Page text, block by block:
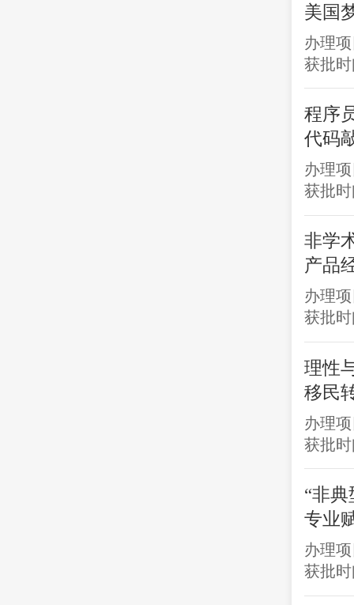
美国
办理
获批时
程序
代码
办理
获批时
非学
产品
办理
获批时
理性
移民
办理
获批时
“非
专业
办理
获批时